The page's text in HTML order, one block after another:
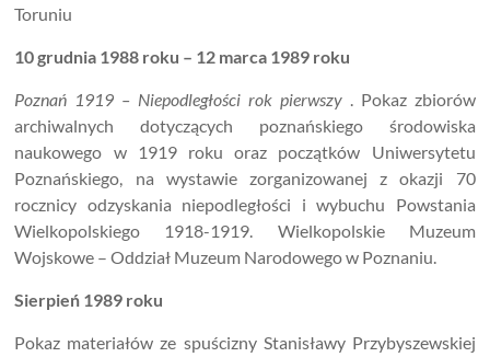
Toruniu
10 grudnia 1988 roku – 12 marca 1989 roku
Poznań 1919 – Niepodległości rok pierwszy. Pokaz zbiorów
archiwalnych dotyczących poznańskiego środowiska
naukowego w 1919 roku oraz początków Uniwersytetu
Poznańskiego, na wystawie zorganizowanej z okazji 70
rocznicy odzyskania niepodległości i wybuchu Powstania
Wielkopolskiego 1918-1919. Wielkopolskie Muzeum
Wojskowe – Oddział Muzeum Narodowego w Poznaniu.
Sierpień 1989 roku
Pokaz materiałów ze spuścizny Stanisławy Przybyszewskiej